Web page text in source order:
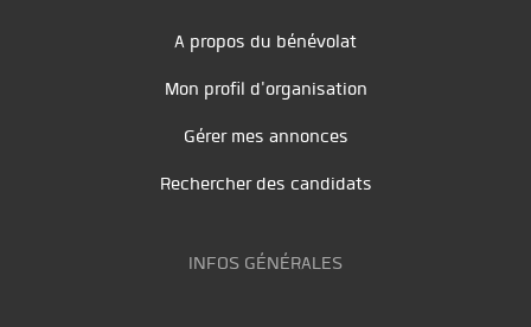
A propos du bénévolat
Mon profil d'organisation
Gérer mes annonces
Rechercher des candidats
INFOS GÉNÉRALES